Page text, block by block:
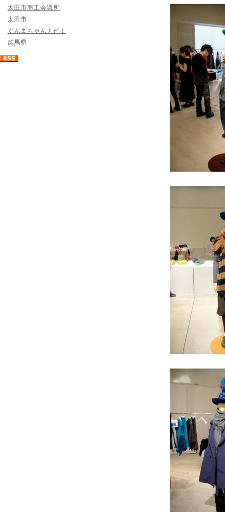
太田市商工会議所
太田市
ぐんまちゃんナビ！
群馬県